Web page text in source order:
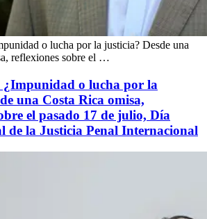
o lucha por la justicia? Desde una
reflexiones sobre el …
¿Impunidad o lucha por la
una Costa Rica omisa,
el pasado 17 de julio, Día
de la Justicia Penal Internacional